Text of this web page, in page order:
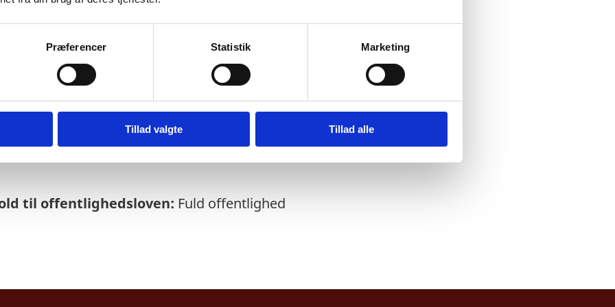
Præferencer Statistik Marketing
Tillad valgte Tillad alle
25-03-2025
som udgangspunkt kvartalsvist om de løbende sager.
til offentlighedsloven: Fuld offentlighed